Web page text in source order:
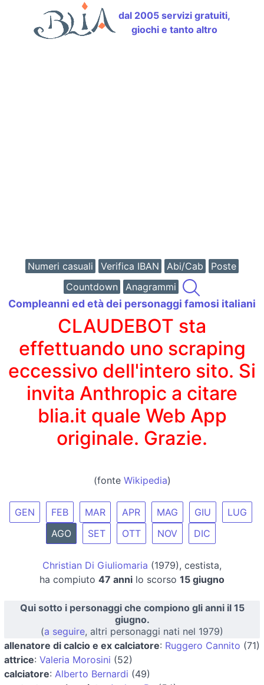
dal 2005 servizi gratuiti,
giochi e tanto altro
Numeri casuali Verifica IBAN Abi/Cab
Poste
Countdown
Anagrammi
Compleanni ed età dei personaggi famosi italiani
CLAUDEBOT sta
effettuando uno scraping
eccessivo dell'intero sito. Si
invita Anthropic a citare
blia.it quale Web App
originale. Grazie.
(fonte Wikipedia)
GEN FEB MAR APR MAG GIU
LUG
AGO
SET OTT NOV DIC
Christian Di Giuliomaria (1979), cestista,
ha compiuto 47 anni lo scorso 15 giugno
Qui sotto i personaggi che compiono gli anni il 15
giugno.
(a seguire, altri personaggi nati nel 1979)
allenatore di calcio e ex calciatore: Ruggero Cannito (71)
attrice: Valeria Morosini (52)
calciatore: Alberto Bernardi (49)